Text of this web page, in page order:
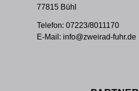
77815 Bühl
Telefon: 07223/8011170
E-Mail: info@zweirad-fuhr.de